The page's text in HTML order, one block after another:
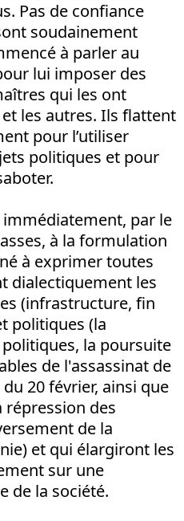
Pas de confiance
soudainement
à parler au
lui imposer des
qui les ont
les autres. Ils flattent
pour l’utiliser
politiques et pour
par le
à la formulation
à exprimer toutes
dialectiquement les
(infrastructure, fin
politiques (la
la poursuite
de l'assassinat de
20 février, ainsi que
répression des
de la
et qui élargiront les
sur une
de la société.